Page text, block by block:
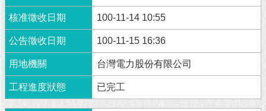
100-11-14 10:55
100-11-15 16:36
台灣電力股份有限公司
已完工